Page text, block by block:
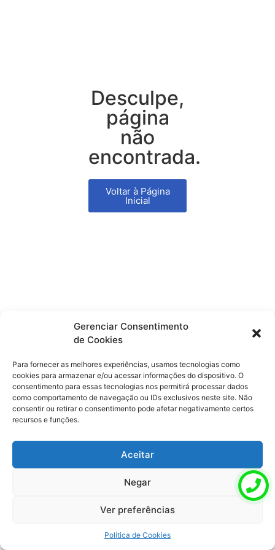
Gerenciar Consentimento
de Cookies
Para fornecer as melhores experiências, usamos tecnologias como
cookies para armazenar e/ou acessar informações do dispositivo. O
consentimento para essas tecnologias nos permitirá processar dados
como comportamento de navegação ou IDs exclusivos neste site. Não
consentir ou retirar o consentimento pode afetar negativamente certos
recursos e funções.
Aceitar
Negar
Ver preferências
Política de Cookies
Desculpe,
página
não
encontrada.
Voltar à Página
Inicial